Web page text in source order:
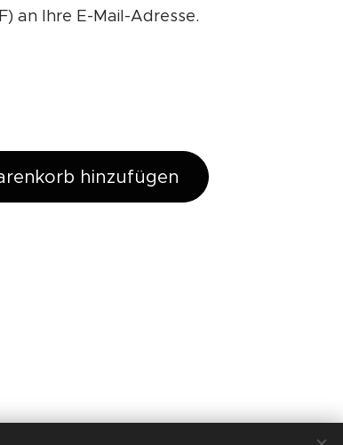
an Ihre E-Mail-Adresse.
hinzufügen